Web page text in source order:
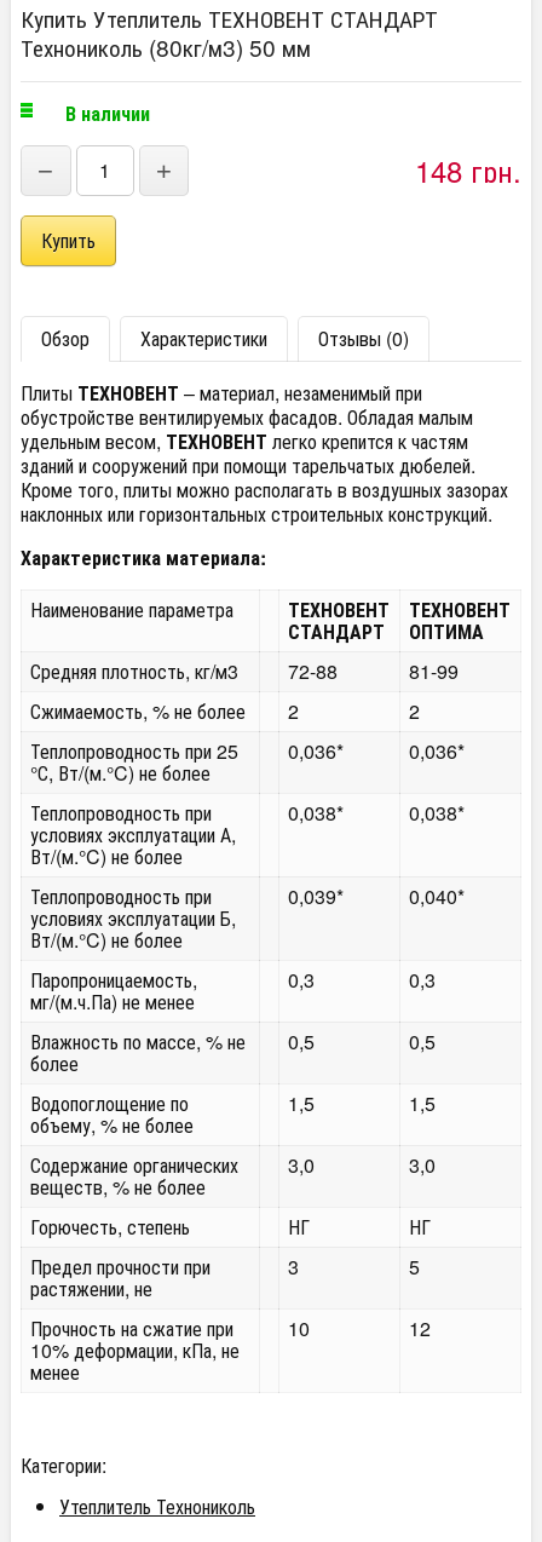
Купить Утеплитель ТЕХНОВЕНТ СТАНДАРТ
Технониколь (80кг/м3) 50 мм
В наличии
− + 148 грн.
Обзор Характеристики
Отзывы (0)
Плиты ТЕХНОВЕНТ – материал, незаменимый при
обустройстве вентилируемых фасадов. Обладая малым
удельным весом, ТЕХНОВЕНТ легко крепится к частям
зданий и сооружений при помощи тарельчатых дюбелей.
Кроме того, плиты можно располагать в воздушных зазорах
наклонных или горизонтальных строительных конструкций.
Характеристика материала:
Наименование параметра
ТЕХНОВЕНТ
СТАНДАРТ
ТЕХНОВЕНТ
ОПТИМА
Средняя плотность, кг/м3
72-88
81-99
Сжимаемость, % не более
2
2
Теплопроводность при 25
°С, Вт/(м.°C) не более
0,036* 0,036*
Теплопроводность при
условиях эксплуатации А,
Вт/(м.°C) не более
0,038* 0,038*
Теплопроводность при
условиях эксплуатации Б,
Вт/(м.°C) не более
0,039* 0,040*
Паропроницаемость,
мг/(м.ч.Па) не менее
0,3 0,3
Влажность по массе, % не
более
0,5 0,5
Водопоглощение по
объему, % не более
1,5 1,5
Содержание органических
веществ, % не более
3,0 3,0
Горючесть, степень НГ
НГ
Предел прочности при
растяжении, не
3 5
Прочность на сжатие при
10% деформации, кПа, не
менее
10 12
Категории:
Утеплитель Технониколь